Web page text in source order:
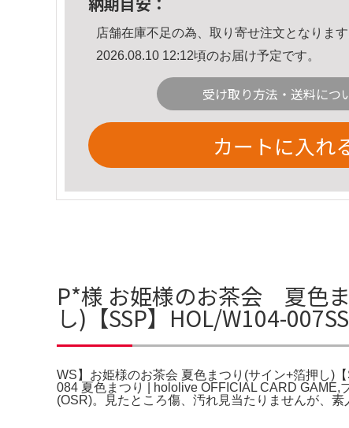
店舗在庫不足の為、取り寄せ注文となります
2026.08.10 12:12頃のお届け予定です。
受け取り方法・送料につ
カートに入れ
P*様 お姫様のお茶会 夏色
し)【SSP】HOL/W104-
WS】お姫様のお茶会 夏色まつり(サイン+箔押し)
084 夏色まつり | hololive OFFICIAL CARD
(OSR)。見たところ傷、汚れ見当たりませんが